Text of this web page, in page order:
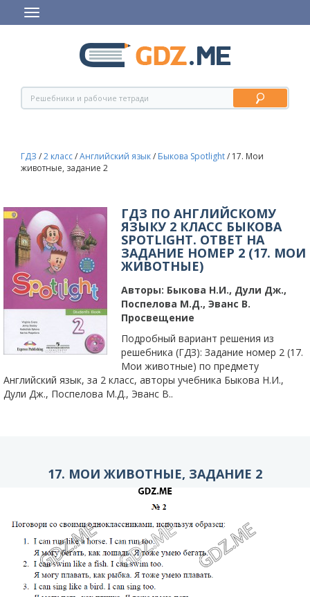
ГДЗ /2 класс/Английский язык/ Быкова Spotlight/ 17. Мои
животные, задание 2
ГДЗ ПО АНГЛИЙСКОМУ
ЯЗЫКУ 2 КЛАСС БЫКОВА
SPOTLIGHT. ОТВЕТ НА
ЗАДАНИЕ НОМЕР 2 (17. МОИ
ЖИВОТНЫЕ)
Авторы: Быкова Н.И., Дули Дж.,
Поспелова М.Д., Эванс В.
Просвещение
Подробный вариант решения из
решебника (ГДЗ): Задание номер 2 (17.
Мои животные) по предмету
Английский язык, за 2 класс, авторы учебника Быкова Н.И.,
Дули Дж., Поспелова М.Д., Эванс В..
17. МОИ ЖИВОТНЫЕ, ЗАДАНИЕ 2